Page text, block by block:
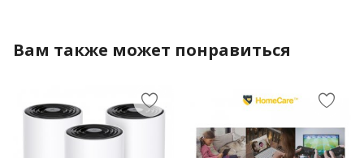
Вам также может понравиться